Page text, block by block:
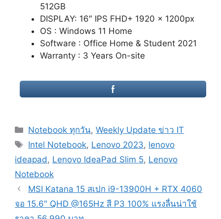
512GB
DISPLAY: 16″ IPS FHD+ 1920 x 1200px
OS : Windows 11 Home
Software : Office Home & Student 2021
Warranty : 3 Years On-site
Categories
Notebook ทุกวัน,Weekly Update ข่าว IT
Tags
Intel Notebook, Lenovo 2023, lenovo
ideapad , Lenovo IdeaPad Slim 5, Lenovo
Notebook
Post
navigation
MSI Katana 15 สเปก i9-13900H + RTX 4060
จอ 15.6″ QHD @165Hz สี P3 100% แรงลื่นน่าใช้